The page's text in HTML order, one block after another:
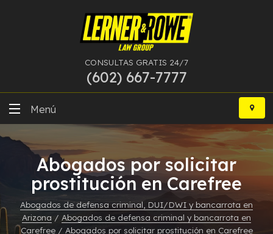
CONSULTAS GRATIS 24/7
(602) 667-7777
Ir
contenido
Menú
DUI
Delitos Graves
Bancarrota
Más Especialidades
Abogados por solicitar
prostitución en Carefree
Abogados de defensa criminal, DUI/DWI y bancarrota en
Arizona / Abogados de defensa criminal y bancarrota en
Carefree/ Abogados por solicitar prostitución en Carefree